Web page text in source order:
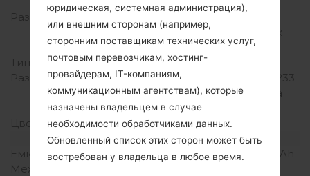
Размер экрана
4.0 in (~61.8%
соотношение экрана к
телу)
Тип экрана
IPS LCD
Разрешение экрана
480 x 800 пикселей (~233
плотность пикселей на
дюйм)
Цвета экрана
16M цветов
Аккумулятор и клавиатура
Емкость аккумулятора
Съемный Li-Ion 1700 mAh
Механическая
юридическая, системная администрация),
или внешним сторонам (например,
сторонним поставщикам технических услуг,
почтовым перевозчикам, хостинг-
провайдерам, IT-компаниям,
коммуникационным агентствам), которые
назначены владельцем в случае
необходимости обработчиками данных.
Обновленный список этих сторон может быть
востребован у владельца в любое время.